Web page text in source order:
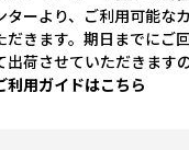
ターより、ご利用可能な
だきます。期日までにご
出荷させていただきます
用ガイドはこちら